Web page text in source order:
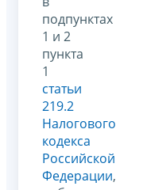
подпунктах
1 и 2
пункта
1
статьи
219.2
Налогового
кодекса
Российской
Федерации,